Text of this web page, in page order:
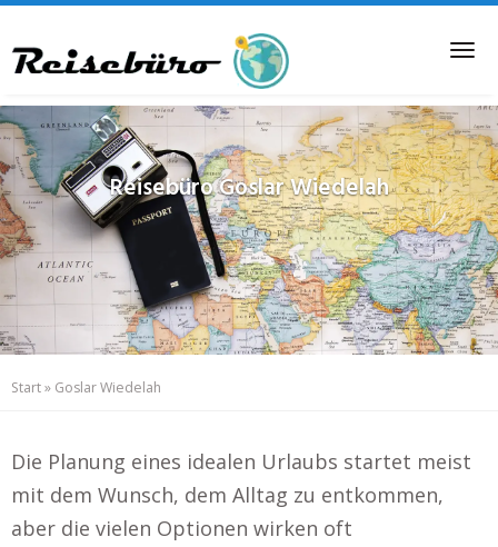
to
main
content
ReisebüroGoslar Wiedelah
Start» Goslar Wiedelah
Die Planung eines idealen Urlaubs startet meist
mit dem Wunsch, dem Alltag zu entkommen,
aber die vielen Optionen wirken oft